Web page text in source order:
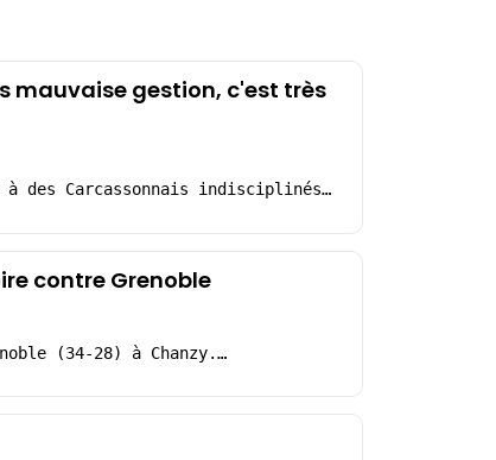
mauvaise gestion, c'est très
des Carcassonnais indisciplinés…
contre Grenoble
(34-28) à Chanzy.…